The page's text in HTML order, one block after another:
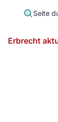
Seite
Erbrecht